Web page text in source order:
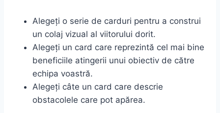
Alegeți o serie de carduri pentru a construi
un colaj vizual al viitorului dorit.
Alegeți un card care reprezintă cel mai bine
beneficiile atingerii unui obiectiv de către
echipa voastră.
Alegeți câte un card care descrie
obstacolele care pot apărea.